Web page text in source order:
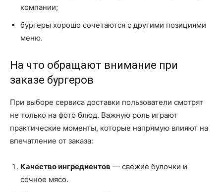
компании;
бургеры хорошо сочетаются с другими позициями
меню.
На что обращают внимание при
заказе бургеров
При выборе сервиса доставки пользователи смотрят
не только на фото блюд. Важную роль играют
практические моменты, которые напрямую влияют на
впечатление от заказа:
Качество ингредиентов — свежие булочки и
сочное мясо.